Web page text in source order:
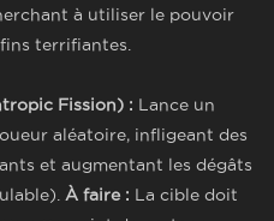
à utiliser le pouvoir
terrifiantes.
Fission) : Lance un
aléatoire, infligeant des
et augmentant les dégâts
À faire : La cible doit